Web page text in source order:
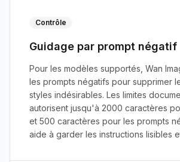
Contrôle
Guidage par prompt négatif
Pour les modèles supportés, Wan
les prompts négatifs pour supprimer
styles indésirables. Les limites
autorisent jusqu'à 2000 caractères
et 500 caractères pour les prompts
aide à garder les instructions lisibles